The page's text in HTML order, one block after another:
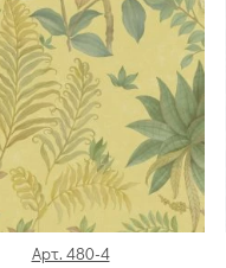
Арт. 480-4